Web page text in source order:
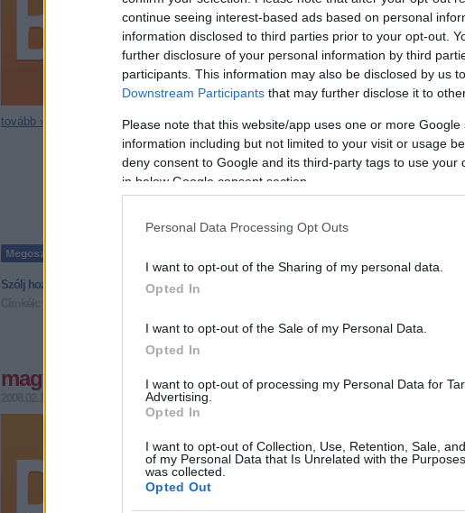
continue seeing interest-based ads based on personal
information disclosed to third parties prior to your opt-out.
further disclosure of your personal information by third
participants. This information may also be disclosed by us
Downstream Participants that may further disclose it to
Please note that this website/app uses one or more
information including but not limited to your visit or usage
deny consent to Google and its third-party tags to use your
in below Google consent section.
Personal Data Processing Opt Outs
I want to opt-out of the Sharing of my personal data.
Opted In
I want to opt-out of the Sale of my Personal Data.
Opted In
I want to opt-out of processing my Personal Data for
Advertising.
Opted In
I want to opt-out of Collection, Use, Retention, Sale,
of my Personal Data that Is Unrelated with the
was collected.
Opted Out
tovább »
Szólj hozzá! • Tetszett a bejegyzés?Iratkozz fel!
magyarsajtó-figyelés 2008.feb.11.
Gázvita: Ukrajna fizetne: a közvetítő nem kívánatos
céggel szemben felhalmozott tartozását, ha az
közvetlenül a Gazpromtól, közvetítő cég beiktatása
vásárolhatja meg a földgázt.Az…